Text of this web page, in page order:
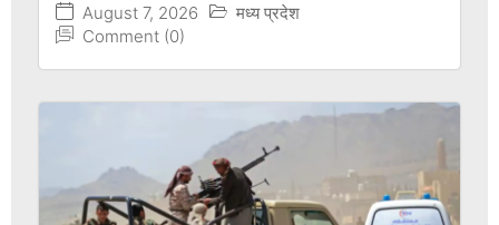
August 7, 2026
मध्य प्रदेश
Comment (0)